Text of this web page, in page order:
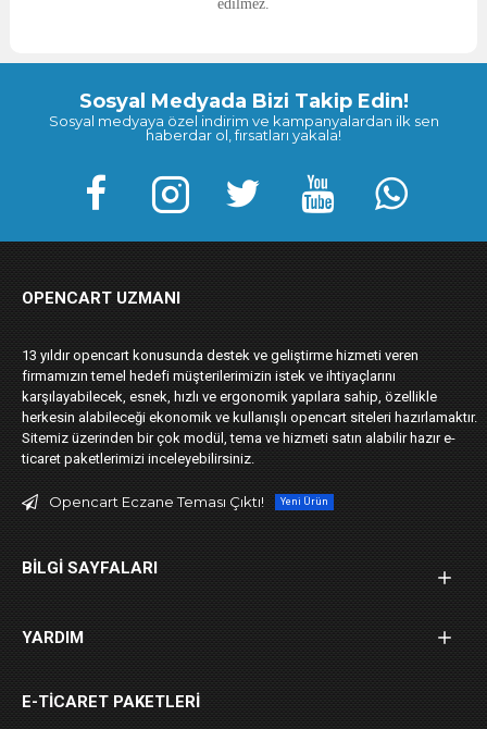
edilmez.
Sosyal Medyada Bizi Takip Edin!
Sosyal medyaya özel indirim ve kampanyalardan ilk sen
haberdar ol, fırsatları yakala!
OPENCART UZMANI
13 yıldır opencart konusunda destek ve geliştirme hizmeti veren
firmamızın temel hedefi müşterilerimizin istek ve ihtiyaçlarını
karşılayabilecek, esnek, hızlı ve ergonomik yapılara sahip, özellikle
herkesin alabileceği ekonomik ve kullanışlı opencart siteleri hazırlamaktır.
Sitemiz üzerinden bir çok modül, tema ve hizmeti satın alabilir hazır e-
ticaret paketlerimizi inceleyebilirsiniz.
Opencart Eczane Teması Çıktı! Yeni Ürün
BILGI SAYFALARI
YARDIM
E-TICARET PAKETLERI